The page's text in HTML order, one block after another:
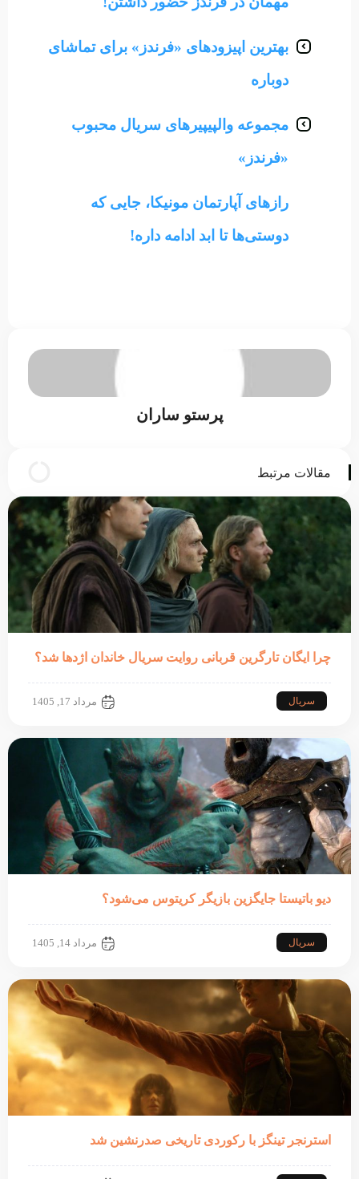
بهترین اپیزودهای «فرندز» برای تماشای
دوباره
مجموعه والپیپیرهای سریال محبوب
«فرندز»
رازهای آپارتمان مونیکا، جایی که
دوستی‌ها تا ابد ادامه داره!
پرستو ساران
مقالات مرتبط
چرا ایگان تارگرین قربانی روایت سریال خاندان اژدها شد؟
سریال مرداد 17, 1405
دیو باتیستا جایگزین بازیگر کریتوس می‌شود؟
سریال مرداد 14, 1405
استرنجر تینگز با رکوردی تاریخی صدرنشین شد